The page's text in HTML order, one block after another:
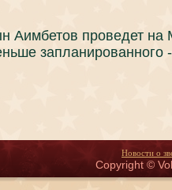
Аимбетов проведет на
Новости о
Copyright ©